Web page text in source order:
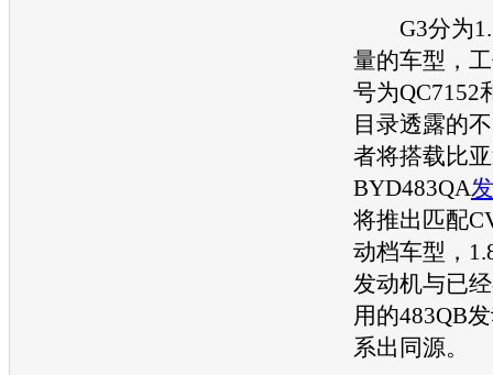
G3分为
量的车型 ，
号为QC7152
目录透露的
者将搭载比
BYD483QA
将推出匹配
动档车型 ，
发动机与已
用的483QB
系出同源。